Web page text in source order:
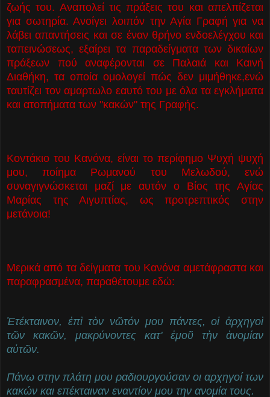
ζωής του. Αναπολεί τις πράξεις του και απελπίζεται
για σωτηρία. Ανοίγει λοιπόν την Αγία Γραφή για να
λάβει απαντήσεις και σε έναν θρήνο ενδοελέγχου και
ταπεινώσεως, εξαίρει τα παραδείγματα των δικαίων
πράξεων πού αναφέρονται σε Παλαιά και Καινή
Διαθήκη, τα οποία ομολογεί πώς δεν μιμήθηκε,ενώ
ταυτίζει τον αμαρτωλο εαυτό του με όλα τα εγκλήματα
και ατοπήματα των "κακών" της Γραφής.
Κοντάκιο του Κανόνα, είναι το περίφημο Ψυχή ψυχή
μου, ποίημα Ρωμανού του Μελωδού, ενώ
συναγιγνώσκεται μαζί με αυτόν ο Βίος της Αγίας
Μαρίας της Αιγυπτίας, ως προτρεπτικός στην
μετάνοια!
Μερικά από τα δείγματα του Κανόνα αμετάφραστα και
παραφρασμένα, παραθέτουμε εδώ:
Ἐτέκταινον, ἐπὶ τὸν νῶτόν μου πάντες, οἱ ἀρχηγοὶ
τῶν κακῶν, μακρύνοντες κατ' ἐμοῦ τὴν ἀνομίαν
αὐτῶν.
Πάνω στην πλάτη μου ραδιουργούσαν οι αρχηγοί των
κακών και επέκταιναν εναντίον μου την ανομία τους.